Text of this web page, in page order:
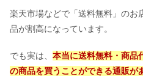
楽天市場などで「送料無料」のお
品が割高になっています。
でも実は、 本当に送料無料・商品
の商品を買うことができる通販が